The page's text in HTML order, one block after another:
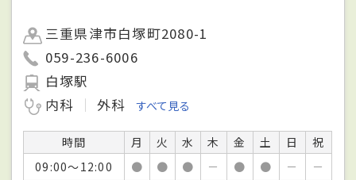
三重県津市白塚町2080-1
059-236-6006
白塚駅
内科
外科 すべて見る
時間 月 火 水 木 金 土 日
祝
09:00～12:00
● ● ● － ● ● －
－